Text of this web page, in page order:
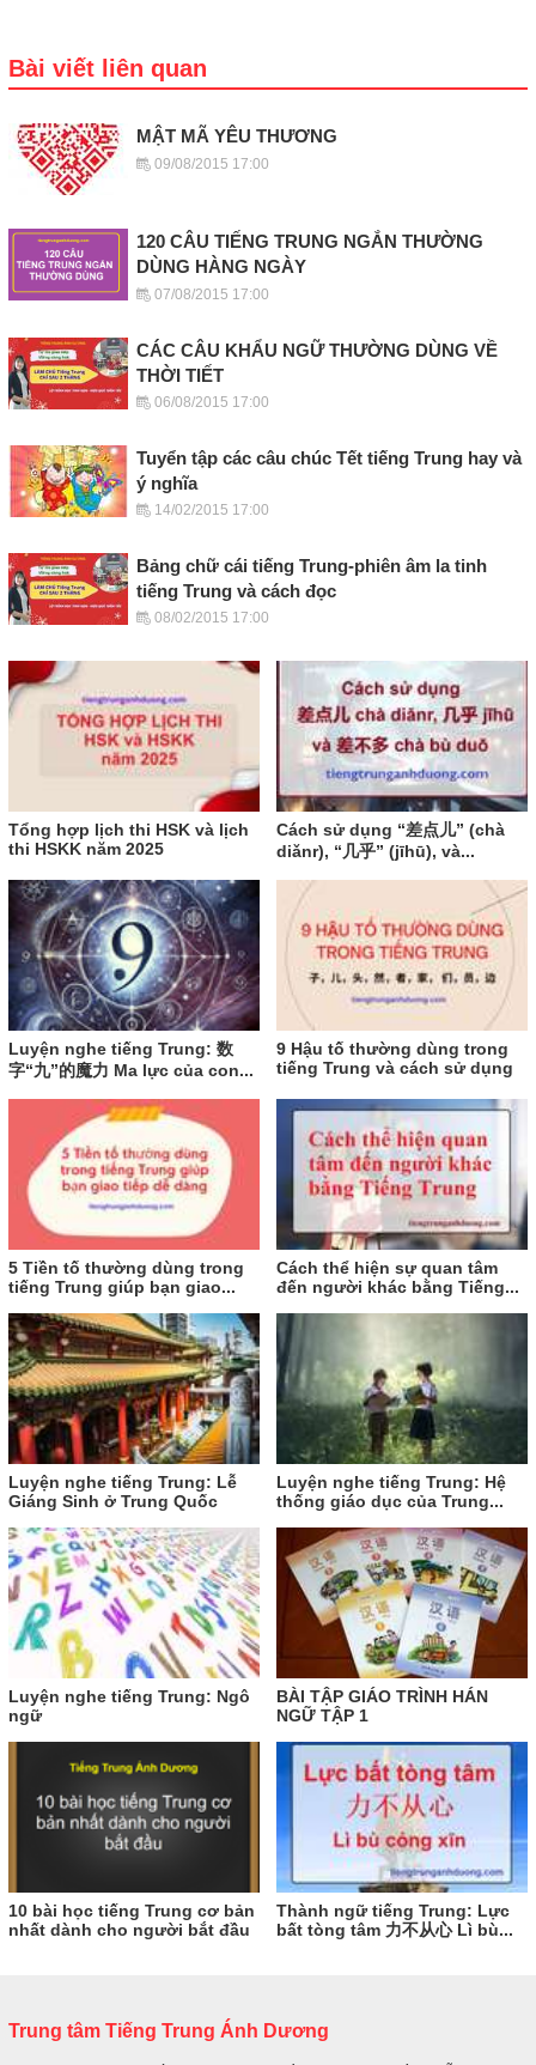
Bài viết liên quan
MẬT MÃ YÊU THƯƠNG
09/08/2015 17:00
120 CÂU TIẾNG TRUNG NGẮN THƯỜNG
DÙNG HÀNG NGÀY
07/08/2015 17:00
CÁC CÂU KHẨU NGỮ THƯỜNG DÙNG VỀ
THỜI TIẾT
06/08/2015 17:00
Tuyển tập các câu chúc Tết tiếng Trung hay và
ý nghĩa
14/02/2015 17:00
Bảng chữ cái tiếng Trung-phiên âm la tinh
tiếng Trung và cách đọc
08/02/2015 17:00
Tổng hợp lịch thi HSK và lịch
thi HSKK năm 2025
Cách sử dụng “差点儿” (chà
diǎnr), “几乎” (jīhū), và...
Luyện nghe tiếng Trung: 数
字“九”的魔力 Ma lực của con...
9 Hậu tố thường dùng trong
tiếng Trung và cách sử dụng
5 Tiền tố thường dùng trong
tiếng Trung giúp bạn giao...
Cách thể hiện sự quan tâm
đến người khác bằng Tiếng...
Luyện nghe tiếng Trung: Lễ
Giáng Sinh ở Trung Quốc
Luyện nghe tiếng Trung: Hệ
thống giáo dục của Trung...
Luyện nghe tiếng Trung: Ngô
ngữ
BÀI TẬP GIÁO TRÌNH HÁN
NGỮ TẬP 1
10 bài học tiếng Trung cơ bản
nhất dành cho người bắt đầu
Thành ngữ tiếng Trung: Lực
bất tòng tâm 力不从心 Lì bù...
Trung tâm Tiếng Trung Ánh Dương